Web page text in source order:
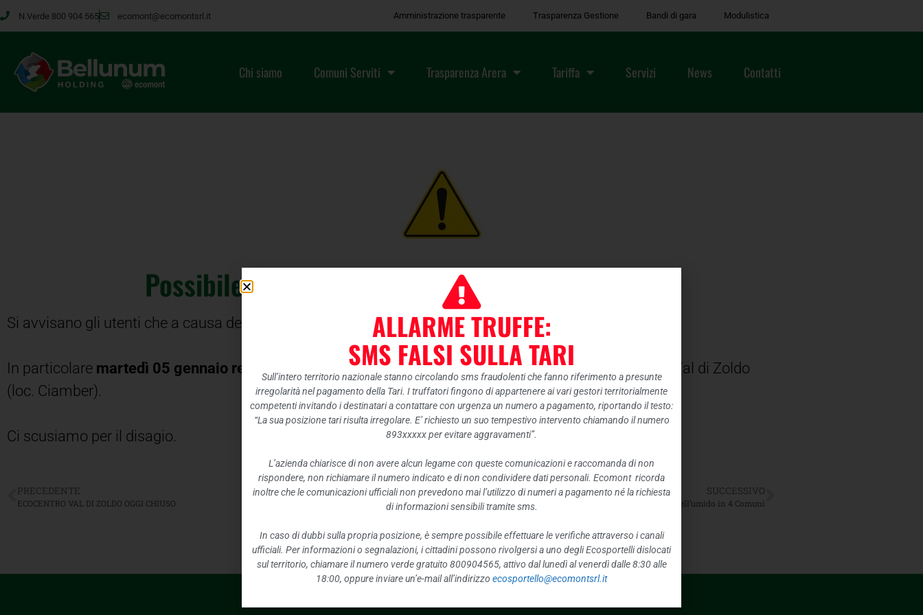
N.Verde 800 904 565 ecomont@ecomontsrl.it Amministrazione trasparente Trasparenza Gestione Bandi di gara Modulistica
Chi siamo Comuni Serviti Trasparenza Arera Tariffa Servizi News Contatti
Possibile chiusura ecocentri causa maltempo
Si avvisano gli utenti che a causa delle abbondanti nevicate alcuni ecocentri resteranno chiusi.
In particolare martedì 05 gennaio resteranno chiusi
l’ecocentro di Vallesella (Domegge di Cadore) e di Val di Zoldo
(loc. Ciamber).
Ci scusiamo per il disagio.
PRECEDENTE
ECOCENTRO VAL DI ZOLDO OGGI CHIUSO
SUCCESSIVO
Modifica raccolta dell’umido in 4 Comuni
ALLARME TRUFFE:
SMS FALSI SULLA TARI
Sull’intero territorio nazionale stanno circolando sms fraudolenti che fanno riferimento a presunte
irregolarità nel pagamento della Tari. I truffatori fingono di appartenere ai vari gestori territorialmente
competenti invitando i destinatari a contattare con urgenza un numero a pagamento, riportando il testo:
“La sua posizione tari risulta irregolare. E’ richiesto un suo tempestivo intervento chiamando il numero
893xxxxx per evitare aggravamenti”.
L’azienda chiarisce di non avere alcun legame con queste comunicazioni e raccomanda di non
rispondere, non richiamare il numero indicato e di non condividere dati personali. Ecomont ricorda
inoltre che le comunicazioni ufficiali non prevedono mai l’utilizzo di numeri a pagamento né la richiesta
di informazioni sensibili tramite sms.
In caso di dubbi sulla propria posizione, è sempre possibile effettuare le verifiche attraverso i canali
ufficiali. Per informazioni o segnalazioni, i cittadini possono rivolgersi a uno degli Ecosportelli dislocati
sul territorio, chiamare il numero verde gratuito 800904565, attivo dal lunedì al venerdì dalle 8:30 alle
18:00, oppure inviare un’e-mail all’indirizzo ecosportello@ecomontsrl.it